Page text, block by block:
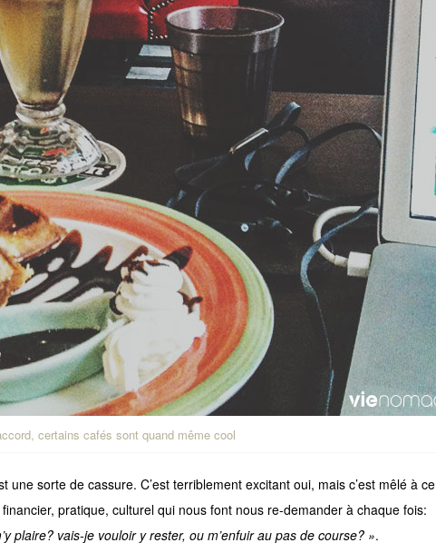
certains cafés sont quand même cool
une sorte de cassure. C’est terriblement excitant oui, mais c’est mêlé à ce
pratique, culturel qui nous font nous re-demander à chaque fois:
plaire? vais-je vouloir y rester, ou m’enfuir au pas de course? ».